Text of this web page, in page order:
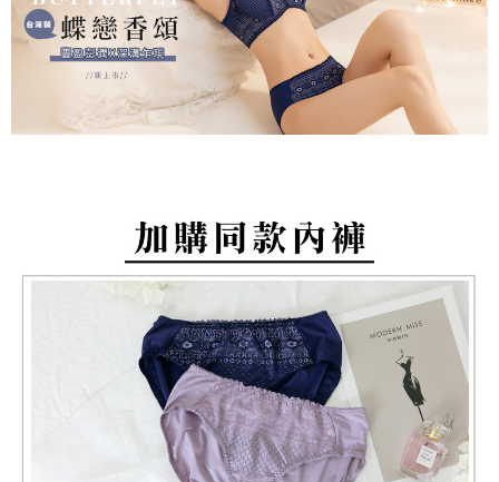
3. 完全なユーザーサービス規約については、以下のリンクを参照してくだ
さい：https://oppay.tw/userRule
3.現在、台湾の会員のみご利用いただけます。
三、利用規約「AFTEE代金後払い」（以下当サービスという）はネットプ
ロテクションズ（以下 AFTEE という）が提供し、AFTEEが代金を徴収し
ます。当サービスご利用の際に提供しなければならない個人情報（注文者
の氏名、電話番号、受取人の氏名、電話番号、受取人住所を含むがこれに
限らない）は、AFTEEに渡され当サービスで必要な範囲内で利用されま
AFTEEの初回ご利用の際に、審査を通過すれば、最高額がNT$10,000にな
ります。支払い期限を過ぎた場合、その金額に基づいて年利20%の遅延滞
の同意を得ればAFTEEをご利用いただけます。
個人情報の処理、利用について疑問がある、または関連する法律の権利を
行使したい場合は、ネットプロテクションズcs_tw@netprotections.co.jp
にご連絡ください。上記に示した個人情報を、必要な購入注文書とあわせ
てAFTEEにご提供いただく、またはAFTEEにあなたの個人情報の収集、処
理、利用を許可することににご同意いただけない場合は、当サービスを選
配送毎にNT$80、NT$799以上で送料無料
付款後7-11取貨
配送毎にNT$80、NT$799以上で送料無料
7-11取貨(快速到店)
配送毎にNT$80、NT$890以上で送料無料
黑貓貨到付款
送料を確認